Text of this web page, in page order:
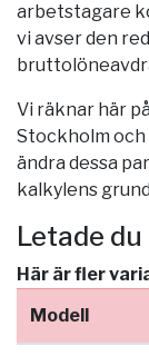
arbetstagare
vi avser den
Vi räknar här
Stockholm och
ändra dessa
kalkylens
Letade
Här är fler
Modell